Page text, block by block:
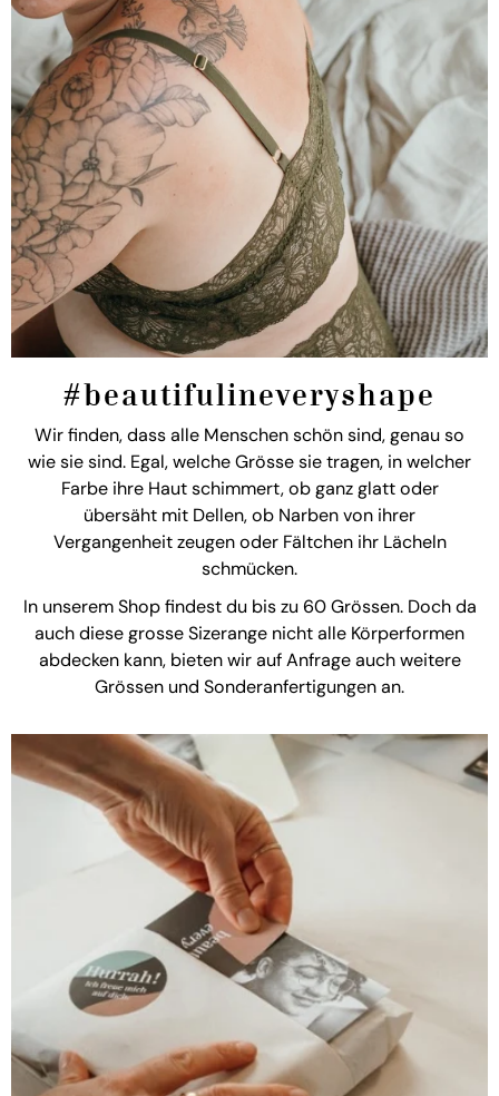
#beautifulineveryshape
Wir finden, dass alle Menschen schön sind, genau so
wie sie sind. Egal, welche Grösse sie tragen, in welcher
Farbe ihre Haut schimmert, ob ganz glatt oder
übersäht mit Dellen, ob Narben von ihrer
Vergangenheit zeugen oder Fältchen ihr Lächeln
schmücken.
In unserem Shop findest du bis zu 60 Grössen. Doch da
auch diese grosse Sizerange nicht alle Körperformen
abdecken kann, bieten wir auf Anfrage auch weitere
Grössen und Sonderanfertigungen an.